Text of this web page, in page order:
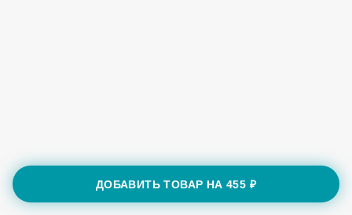
ДОБАВИТЬ ТОВАР НА455 ₽